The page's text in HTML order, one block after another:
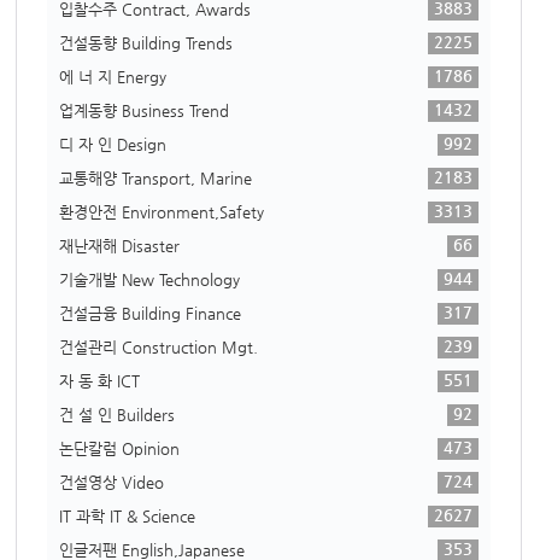
입찰수주 Contract, Awards
3883
건설동향 Building Trends
2225
에 너 지 Energy
1786
업계동향 Business Trend
1432
디 자 인 Design
992
교통해양 Transport, Marine
2183
환경안전 Environment,Safety
3313
재난재해 Disaster
66
기술개발 New Technology
944
건설금융 Building Finance
317
건설관리 Construction Mgt.
239
자 동 화 ICT
551
건 설 인 Builders
92
논단칼럼 Opinion
473
건설영상 Video
724
IT 과학 IT & Science
2627
인글저팬 English,Japanese
353